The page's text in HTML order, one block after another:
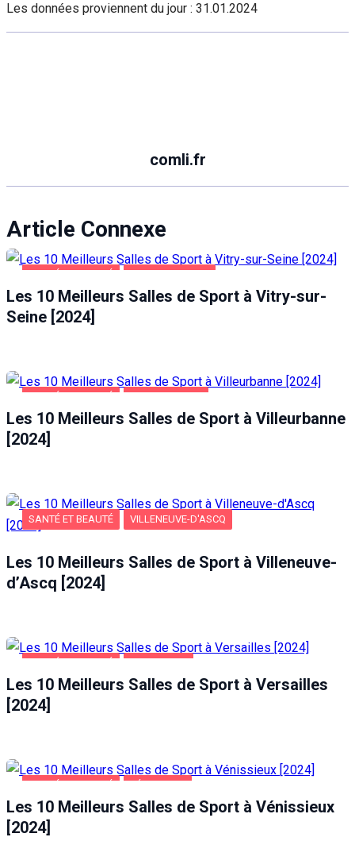
Les données proviennent du jour : 31.01.2024
comli.fr
Article Connexe
Les 10 Meilleurs Salles de Sport à Vitry-sur-
Seine [2024]
Les 10 Meilleurs Salles de Sport à Villeurbanne
[2024]
SANTÉ ET BEAUTÉ VILLENEUVE-D'ASCQ
Les 10 Meilleurs Salles de Sport à Villeneuve-
d’Ascq [2024]
Les 10 Meilleurs Salles de Sport à Versailles
[2024]
Les 10 Meilleurs Salles de Sport à Vénissieux
[2024]